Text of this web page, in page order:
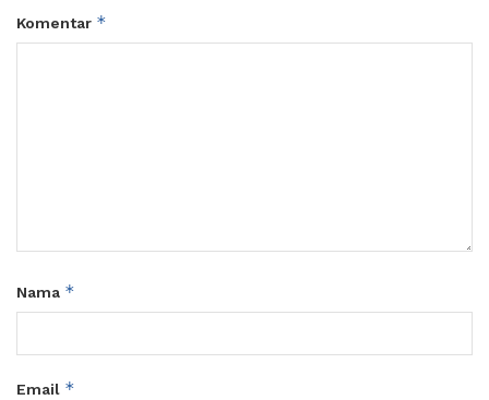
Komentar *
Nama *
Email *